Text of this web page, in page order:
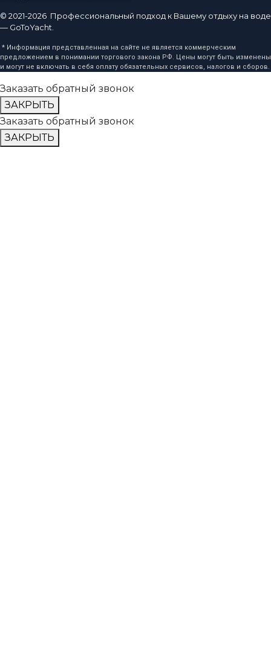
© 2021-2026 Профессиональный подход к Вашему отдыху на воде
— GoToYacht.
* Информация представленная на сайте не является коммерческим
предложением в понимании торгового закона РФ. Цены могут быть изменены
и могут не включать в себя оплату обязательных сервисов, налогов и сборов.
Заказать обратный звонок
ЗАКРЫТЬ
Заказать обратный звонок
ЗАКРЫТЬ